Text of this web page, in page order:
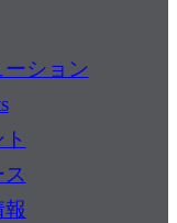
ーション
ス